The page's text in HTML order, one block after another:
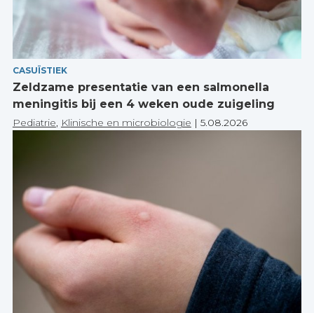
CASUÏSTIEK
Zeldzame presentatie van een salmonella
meningitis bij een 4 weken oude zuigeling
Pediatrie, Klinische en microbiologie | 5.08.2026